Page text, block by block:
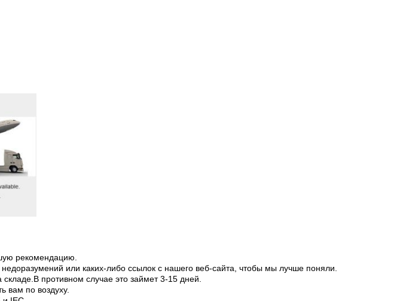
рекомендацию.
или каких-либо ссылок с нашего веб-сайта, чтобы мы лучше поняли.
противном случае это займет 3-15 дней.
вам по воздуху.